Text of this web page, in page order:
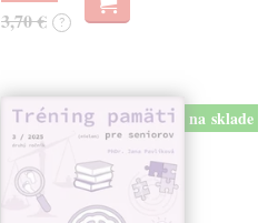
3,70 € ?
na sklade